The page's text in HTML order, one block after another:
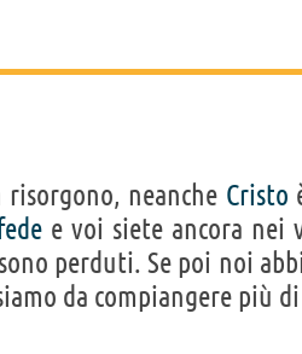
risorgono, neanche Cristo
e voi siete ancora nei
sono perduti. Se poi noi
da compiangere più